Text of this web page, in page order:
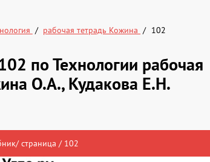
рабочая тетрадь Кожина 102
по Технологии рабочая
О.А., Кудакова Е.Н.
страница / 102